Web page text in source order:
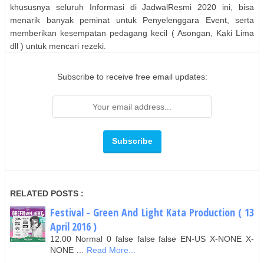
khususnya seluruh Informasi di JadwalResmi 2020 ini, bisa
menarik banyak peminat untuk Penyelenggara Event, serta
memberikan kesempatan pedagang kecil ( Asongan, Kaki Lima
dll ) untuk mencari rezeki.
Subscribe to receive free email updates:
RELATED POSTS :
Festival - Green And Light Kata Production ( 13
April 2016 )
12.00 Normal 0 false false false EN-US X-NONE X-
NONE …
Read More...